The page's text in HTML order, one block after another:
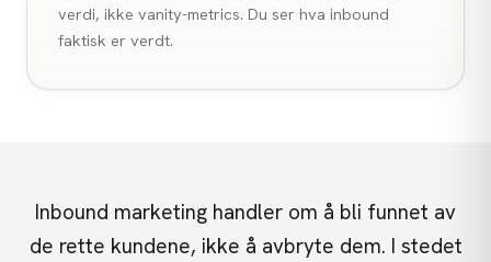
verdi, ikke vanity-metrics. Du ser hva inbound
faktisk er verdt.
Inbound marketing handler om å bli funnet av
de rette kundene, ikke å avbryte dem. I stedet